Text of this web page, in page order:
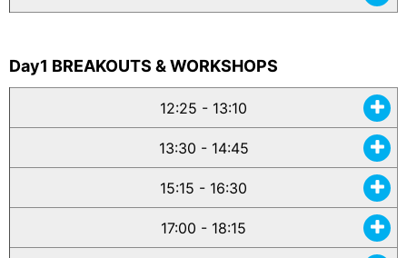
Day1 BREAKOUTS & WORKSHOPS
12:25 - 13:10
13:30 - 14:45
15:15 - 16:30
17:00 - 18:15